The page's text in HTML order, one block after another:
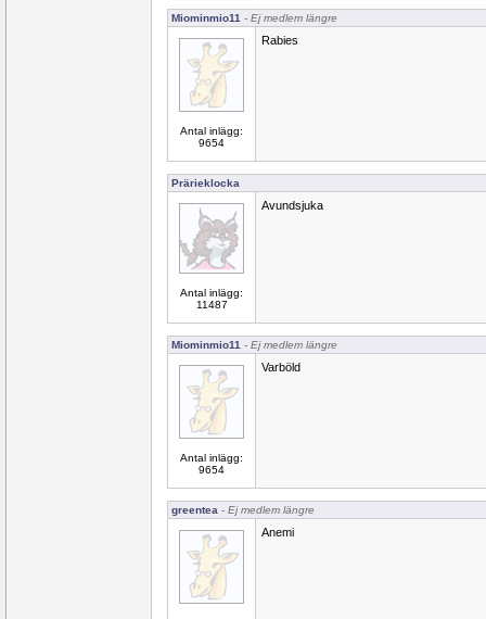
Miominmio11 - Ej medlem längre
Antal inlägg:
9654
Rabies
Prärieklocka
Antal inlägg:
11487
Avundsjuka
Miominmio11 - Ej medlem längre
Antal inlägg:
9654
Varböld
greentea - Ej medlem längre
Anemi